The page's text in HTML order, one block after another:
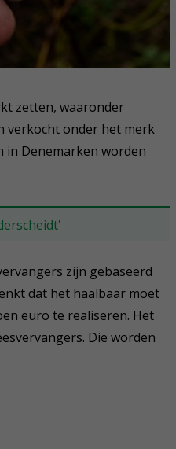
zetten, waaronder
verkocht onder het merk
in Denemarken worden
zijn gebaseerd
dat het haalbaar moet
euro te realiseren. Het
Die worden